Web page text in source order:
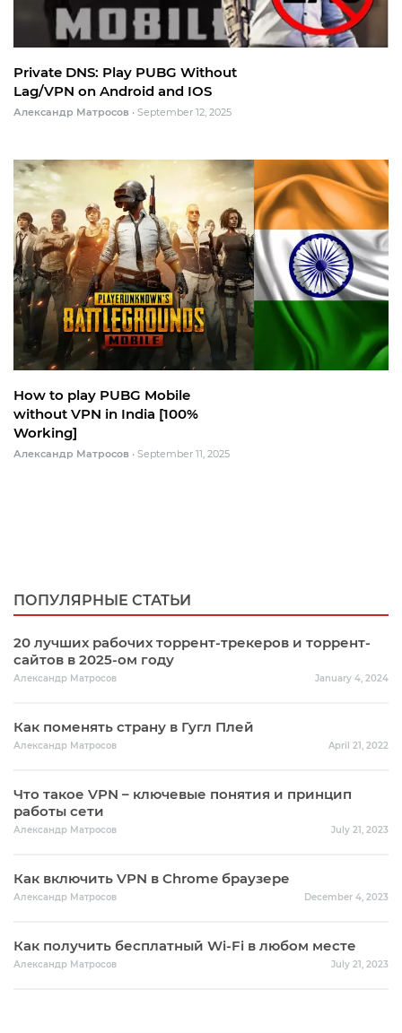
Private DNS: Play PUBG Without
Lag/VPN on Android and IOS
Александр Матросов • September 12, 2025
How to play PUBG Mobile
without VPN in India [100%
Working]
Александр Матросов • September 11, 2025
ПОПУЛЯРНЫЕ СТАТЬИ
20 лучших рабочих торрент-трекеров и торрент-
сайтов в 2025-ом году
Александр Матросов January 4, 2024
Как поменять страну в Гугл Плей
Александр Матросов April 21, 2022
Что такое VPN – ключевые понятия и принцип
работы сети
Александр Матросов July 21, 2023
Как включить VPN в Chrome браузере
Александр Матросов December 4, 2023
Как получить бесплатный Wi-Fi в любом месте
Александр Матросов July 21, 2023